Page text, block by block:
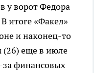
у ворот Федора
итоге «Факел»
инаконец-то
(26) еще в июле
финансовых